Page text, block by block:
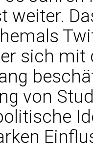
weiter.
sich mit
von